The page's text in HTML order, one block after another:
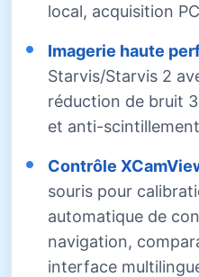
local, acquisition
Imagerie haute
Starvis/Starvis 2
réduction de bruit
et anti-
Contrôle
souris pour
automatique de
navigation,
interface